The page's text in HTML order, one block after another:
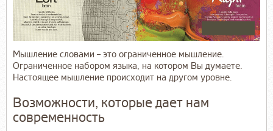
Мышление словами – это ограниченное мышление.
Ограниченное набором языка, на котором Вы думаете.
Настоящее мышление происходит на другом уровне.
Возможности, которые дает нам
современность